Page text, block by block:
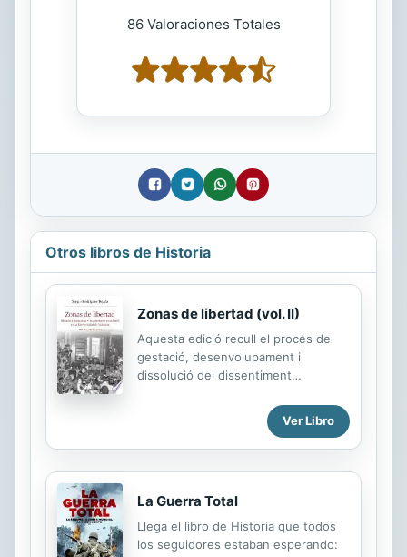
86 Valoraciones Totales
Otros libros de Historia
Zonas de libertad (vol. II)
Aquesta edició recull el procés de
gestació, desenvolupament i
dissolució del dissentiment
franquisme, utilitzant com cas
d'estudi la Universitat de València,
en comparació amb altres
d'altres països. Comprès en dos
volums, el primer recull l'evolució
entre el 1939 i el 1965, se centra en
Ver Libro
La Guerra Total
Llega el libro de Historia que todos
los seguidores estaban esperando: